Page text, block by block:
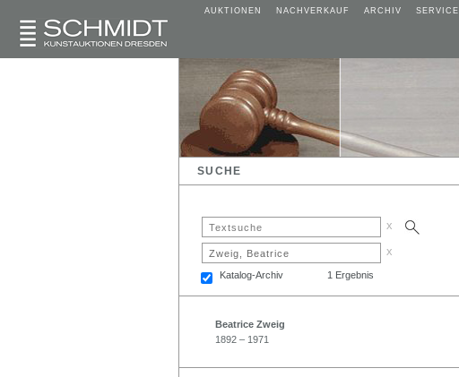
AUKTIONEN NACHVERKAUF ARCHIV SERVICE
SUCHE
x
x
Katalog-Archiv 1 Ergebnis
Beatrice Zweig
1892 – 1971